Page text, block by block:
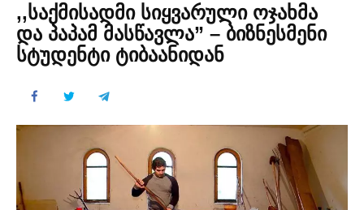
,,საქმისადმი სიყვარული ოჯახმა
და პაპამ მასწავლა” – ბიზნესმენი
სტუდენტი ტიბაანიდან